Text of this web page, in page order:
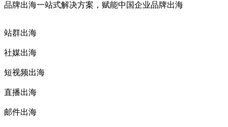
品牌出海一站式解决方案，赋能中国企业品牌出海
站群出海
社媒出海
短视频出海
直播出海
邮件出海